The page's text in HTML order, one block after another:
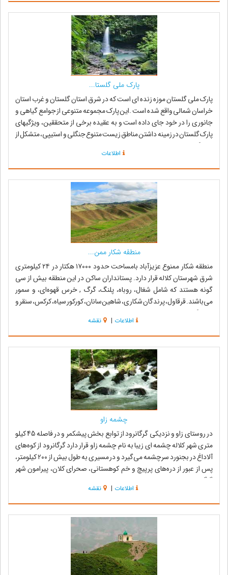
پارک ملی گلستا...
پارک ملی گلستان موزه زنده ای است که در شرق استان گلستان و غرب استان
خراسان شمالی واقع شده است .این پارک مجموعه متنوعی از جوامع گیاهی و
جانوری را در خود جای داده است و به عقیده برخی از متحققین، ویژگیهای
پارک گلستان در زمینه داشتن مناطق زیست متنوع جنگلی و استیپی، متشکل از
کلیه گیاهان و حی...
اطلاعات
منطقه شکار ممن...
منطقه شکار ممنوع عزیزآباد بامساحت حدود ۱۷۰۰۰ هکتار در ۲۴ کیلومتری
شرق شهرستان کلاله قرار دارد. پستانداران ساکن در این منطقه بیش از سی
گونه هستند که شامل شغال، روباه، پلنگ، گرگ , خرس قهوه‌ای، و سمور
می‌باشند. قرقاول، پرندگان شکاری، شاهین‌سانان، کورکور سیاه، کرکس، سنقر و
انواع گنجشک‌س...
اطلاعات | نقشه
چشمه زاو
در روستای زاو و نزدیکی گرگانرود از توابع بخش پیشکمر و در فاصله 45 کیلو
متری شهر کلاله چشمه ای زیبا به نام چشمه زاو قرار دارد گرگانرود از کوه‌هاى
آلاداغ در بجنورد سرچشمه مى‌‌گیرد و در مسیرى به طول بیش از ۲۰۰ کیلومتر،
پس از عبور از دره‌هاى پرپیچ و خم کوهستانى، صحراى کلان، پیرامون شهر
گرگ...
اطلاعات | نقشه